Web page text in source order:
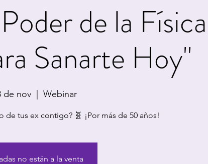
de la Física
Sanarte Hoy"
de nov Webinar
no están a la venta